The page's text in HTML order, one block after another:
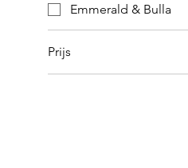
Emmerald & Bulla
Prijs